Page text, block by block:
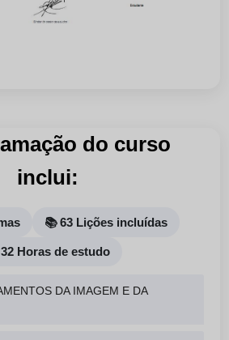
do curso
inclui:
📚 63 Lições incluídas
Horas de estudo
DA IMAGEM E DA